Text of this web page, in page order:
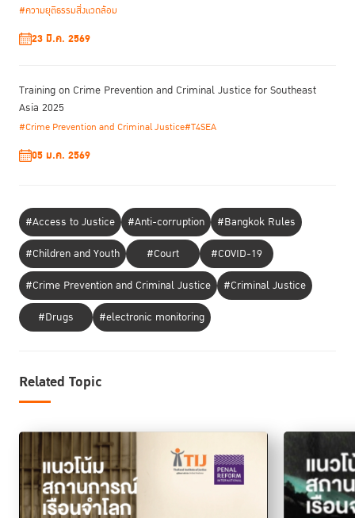
#ความยุติธรรมสิ่งแวดล้อม
23 มี.ค. 2569
Training on Crime Prevention and Criminal Justice for Southeast
Asia 2025
#Crime Prevention and Criminal Justice#T4SEA
05 ม.ค. 2569
#Access to Justice #Anti-corruption
#Bangkok Rules
#Children and Youth
#Court
#COVID-19
#Crime Prevention and Criminal Justice
#Criminal Justice
#Drugs
#electronic monitoring
Related Topic